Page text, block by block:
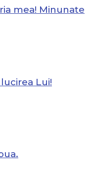
mea! Minunate
Lui!